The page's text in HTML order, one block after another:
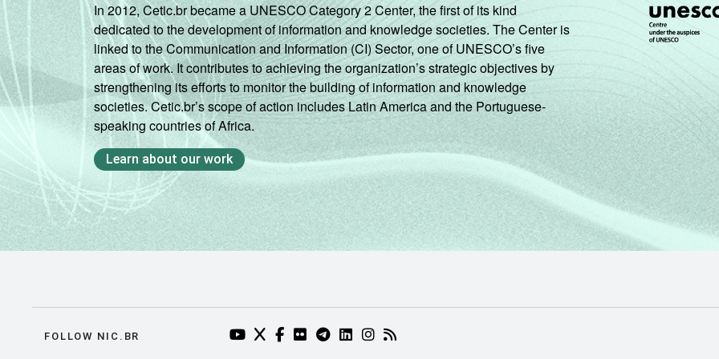
In 2012, Cetic.br became a UNESCO Category 2 Center, the first of its kind
dedicated to the development of information and knowledge societies. The Center is
linked to the Communication and Information (CI) Sector, one of UNESCO’s five
areas of work. It contributes to achieving the organization’s strategic objectives by
strengthening its efforts to monitor the building of information and knowledge
societies. Cetic.br’s scope of action includes Latin America and the Portuguese-
speaking countries of Africa.
Learn about our work
FOLLOW NIC.BR YOUTUBE DO NIC.BR (ABRE EM NOVA ABA)
TWITTER DO NIC.BR (ABRE EM NOVA ABA)
FACEBOOK DO NIC.BR (ABRE EM NOVA ABA)
FLICKR DO NIC.BR (ABRE EM NOVA ABA)
TELEGRAM DO NIC.BR (ABRE EM NOVA ABA)
LINKEDIN DO NIC.BR (ABRE EM NOVA ABA)
INSTAGRAM DO NIC.BR (ABRE EM NOVA ABA)
RSS DO NIC.BR (ABRE EM NOVA ABA)